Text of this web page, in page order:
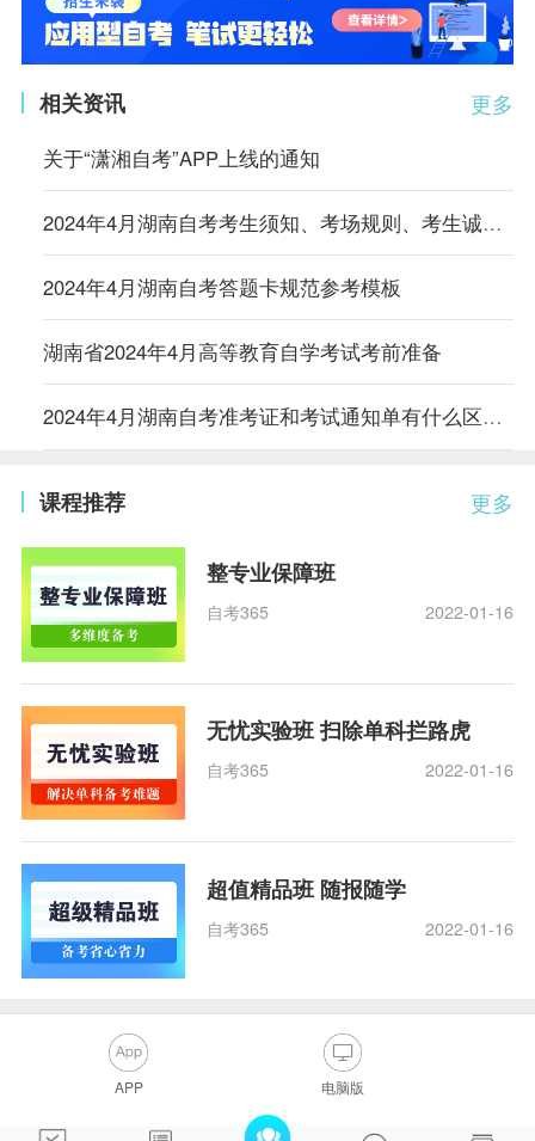
更多
相关资讯
关于“潇湘自考”APP上线的通知
2024年4月湖南自考考生须知、考场规则、考生诚信考试承诺书
2024年4月湖南自考答题卡规范参考模板
湖南省2024年4月高等教育自学考试考前准备
2024年4月湖南自考准考证和考试通知单有什么区别？
更多
课程推荐
整专业保障班
自考365 2022-01-16
无忧实验班 扫除单科拦路虎
自考365 2022-01-16
超值精品班 随报随学
自考365 2022-01-16
APP 电脑版